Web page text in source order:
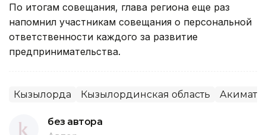
По итогам совещания, глава региона еще раз
напомнил участникам совещания о персональной
ответственности каждого за развитие
предпринимательства.
Кызылорда Кызылординская область Акимат
без автора